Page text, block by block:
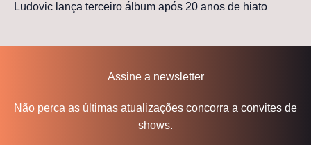
Ludovic lança terceiro álbum após 20 anos de hiato
Assine a newsletter
Não perca as últimas atualizações concorra a convites de
shows.